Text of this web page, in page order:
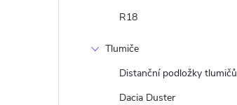
R18
Tlumiče
Distanční podložky tlumičů
Dacia Duster